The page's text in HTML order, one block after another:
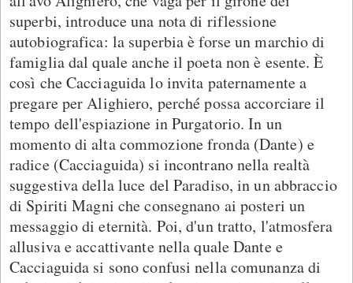
superbi, introduce una nota di riflessione
autobiografica: la superbia è forse un marchio di
famiglia dal quale anche il poeta non è esente. È
così che Cacciaguida lo invita paternamente a
pregare per Alighiero, perché possa accorciare il
tempo dell'espiazione in Purgatorio. In un
momento di alta commozione fronda (Dante) e
radice (Cacciaguida) si incontrano nella realtà
suggestiva della luce del Paradiso, in un abbraccio
di Spiriti Magni che consegnano ai posteri un
messaggio di eternità. Poi, d'un tratto, l'atmosfera
allusiva e accattivante nella quale Dante e
Cacciaguida si sono confusi nella comunanza di